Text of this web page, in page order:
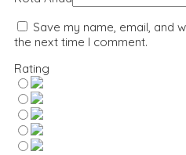
Save my name, email, and
the next time I comment.
Rating